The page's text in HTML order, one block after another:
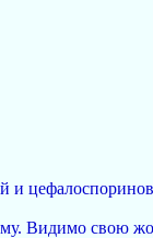
и
Видимо свою